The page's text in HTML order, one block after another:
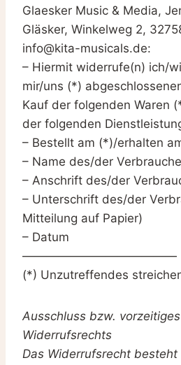
Glaesker Music & Media,
Gläsker, Winkelweg 2,
info@kita-musicals.de:
– Hiermit widerrufe(n) ich/
mir/uns (*)
Kauf der folgenden Waren
der folgenden
– Bestellt am (*)/erhalten
– Name des/der
– Anschrift des/der
– Unterschrift des/der
Mitteilung auf Papier)
– Datum
—————————————
(*) Unzutreffendes
Ausschluss bzw.
Widerrufsrechts
Das Widerrufsrecht